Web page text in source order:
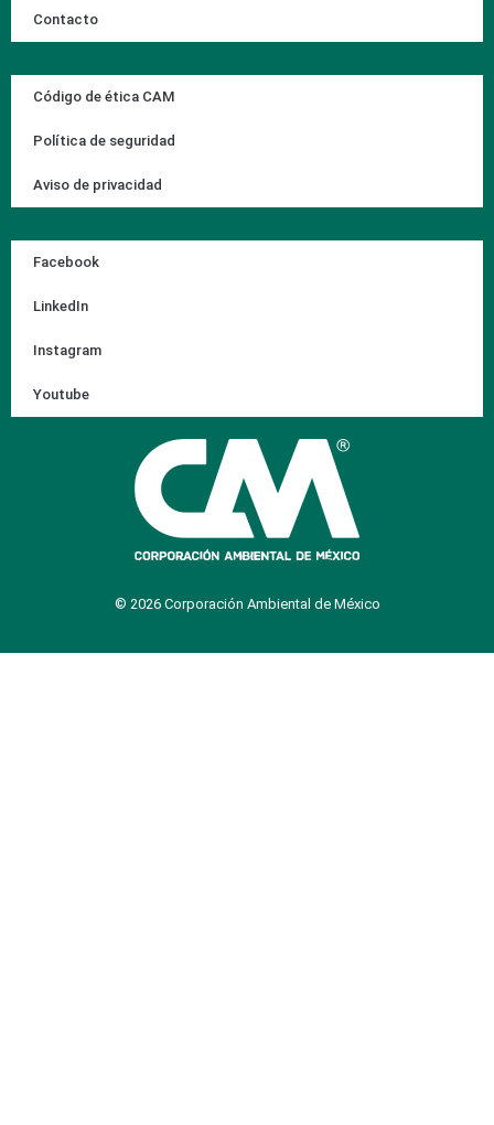
Contacto
Código de ética CAM
Política de seguridad
Aviso de privacidad
Facebook
LinkedIn
Instagram
Youtube
© 2026 Corporación Ambiental de México